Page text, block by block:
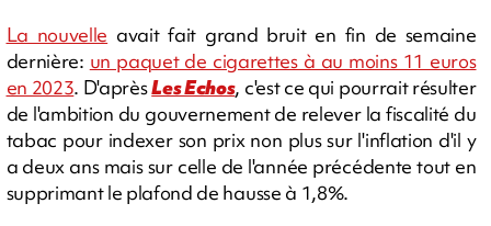
La nouvelle avait fait grand bruit en fin de semaine
dernière: un paquet de cigarettes à au moins 11 euros
en 2023. D'aprèsLes Echos, c'est ce qui pourrait résulter
de l'ambition du gouvernement de relever la fiscalité du
tabac pour indexer son prix non plus sur l'inflation d'il y
a deux ans mais sur celle de l'année précédente tout en
supprimant le plafond de hausse à 1,8%.